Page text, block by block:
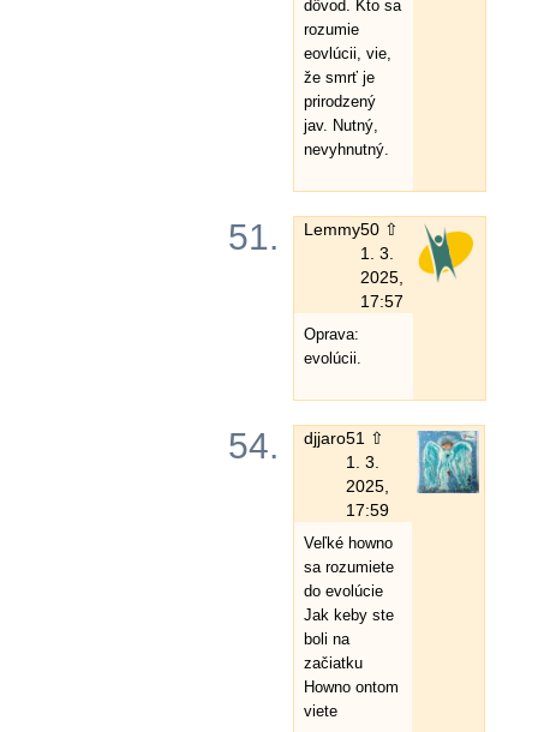
dôvod. Kto sa
rozumie
eovlúcii, vie,
že smrť je
prirodzený
jav. Nutný,
nevyhnutný.
51. Lemmy50 ⇧
1. 3.
2025,
17:57
Oprava:
evolúcii.
54. djjaro51 ⇧
1. 3.
2025,
17:59
Veľké howno
sa rozumiete
do evolúcie
Jak keby ste
boli na
začiatku
Howno ontom
viete